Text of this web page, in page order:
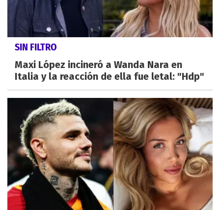
SIN FILTRO
Maxi López incineró a Wanda Nara en
Italia y la reacción de ella fue letal: "Hdp"